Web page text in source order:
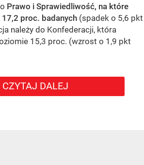
Prawo i Sprawiedliwość, na które
17,2 proc. badanych (spadek o 5,6 pkt
należy do Konfederacji, która
15,3 proc. (wzrost o 1,9 pkt
CZYTAJ DALEJ